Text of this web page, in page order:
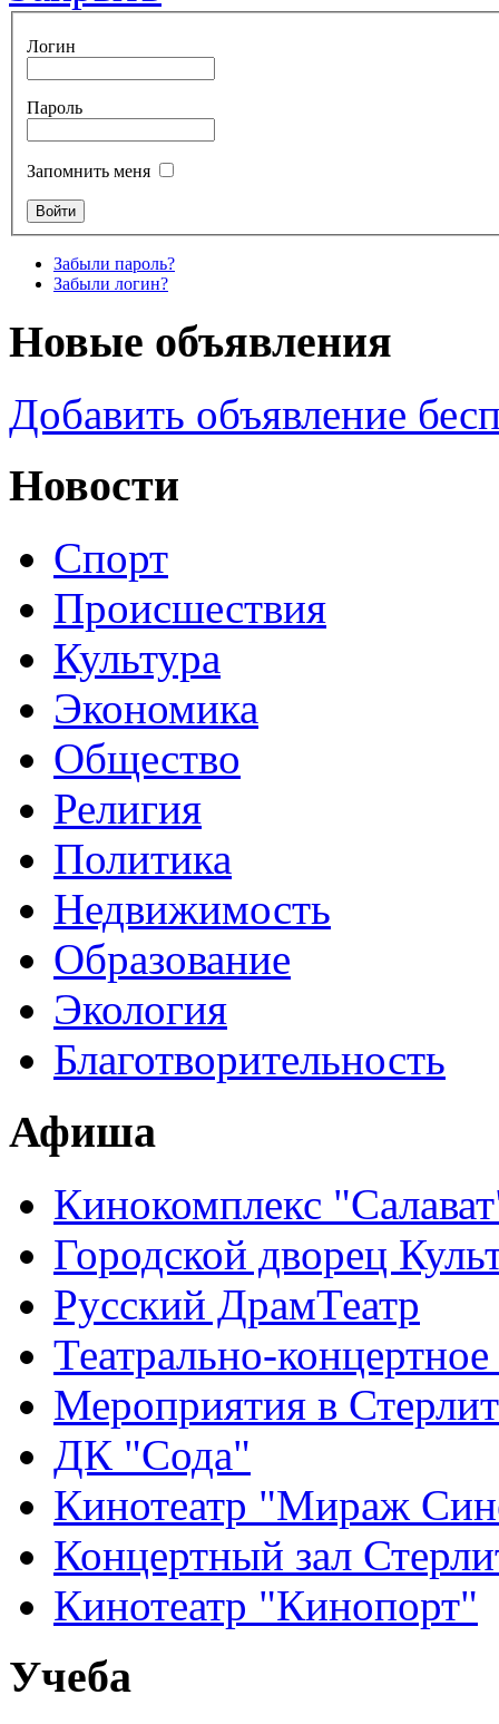
Логин
Пароль
Запомнить меня
Забыли пароль?
Забыли логин?
Новые объявления
Добавить объявление
Новости
Спорт
Происшествия
Культура
Экономика
Общество
Религия
Политика
Недвижимость
Образование
Экология
Благотворительность
Афиша
Кинокомплекс
Городской дворец
Русский ДрамТеатр
Театрально-
Мероприятия в
ДК "Сода"
Кинотеатр "Мираж
Концертный зал
Кинотеатр "Кинопорт"
Учеба